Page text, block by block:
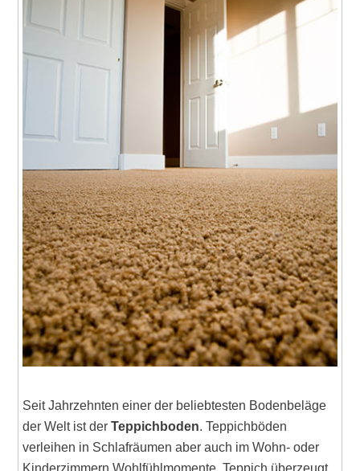
Seit Jahrzehnten einer der beliebtesten Bodenbeläge
der Welt ist derTeppichboden. Teppichböden
verleihen in Schlafräumen aber auch im Wohn- oder
Kinderzimmern Wohlfühlmomente. Teppich überzeugt